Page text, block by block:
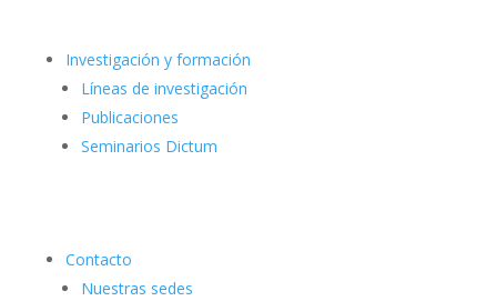
Investigación y formación
Líneas de investigación
Publicaciones
Seminarios Dictum
Contacto
Nuestras sedes